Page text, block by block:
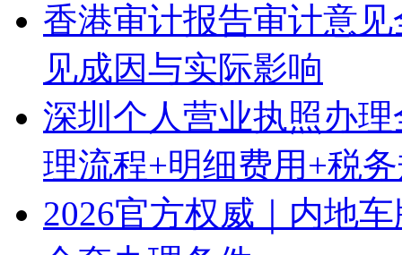
香港审计报告审计意
见成因与实际影响
深圳个人营业执照办
理流程+明细费用+税
2026官方权威｜内地